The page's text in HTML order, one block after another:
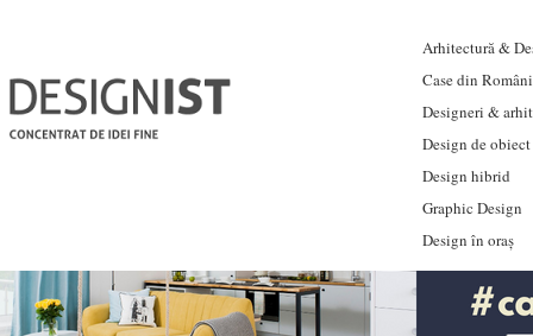
Arhitectură &
Case din
Designeri &
Design de obiect
Design hibrid
Graphic Design
Design în oraș